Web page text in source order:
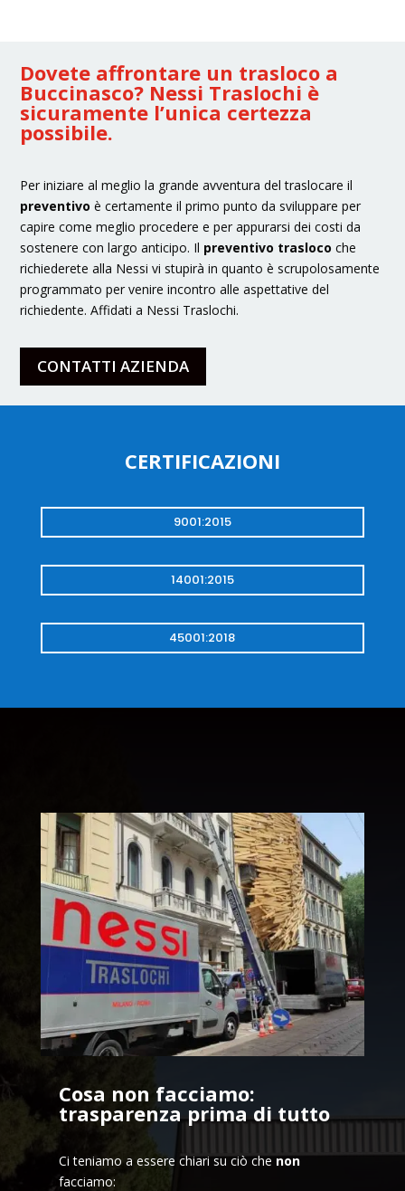
Dovete affrontare un trasloco a
Buccinasco? Nessi Traslochi è
sicuramente l’unica certezza
possibile.
Per iniziare al meglio la grande avventura del traslocare il
preventivo è certamente il primo punto da sviluppare per
capire come meglio procedere e per appurarsi dei costi da
sostenere con largo anticipo. Il preventivo trasloco che
richiederete alla Nessi vi stupirà in quanto è scrupolosamente
programmato per venire incontro alle aspettative del
richiedente. Affidati a Nessi Traslochi.
CONTATTI AZIENDA
CERTIFICAZIONI
9001:2015
14001:2015
45001:2018
Cosa non facciamo:
trasparenza prima di tutto
Ci teniamo a essere chiari su ciò chenon
facciamo: